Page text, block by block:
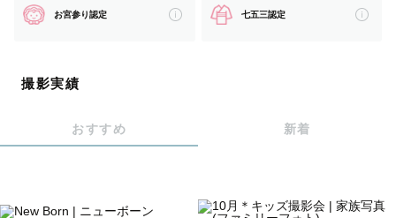
たいな、幸せを思い出せる写真を残せればと思います☺️🍀
山口県　広島県西部　など
ことがあります
お宮参り認定 七五三認定
撮影実績
おすすめ 新着